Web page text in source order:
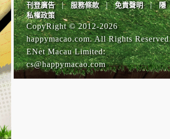
刊登廣告 | 服務條款 | 免責聲明 |
隱
私權政策
CopyRight © 2012-2026
happymacao.com. All Rights Reserved
ENet Macau Limited:
cs@happymacao.com